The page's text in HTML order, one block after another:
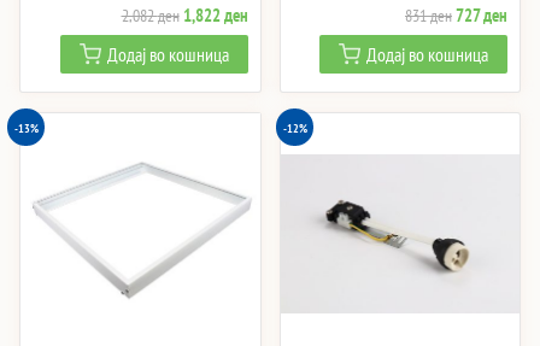
2,082ден Original
price
was:
2,082 ден.
1,822денCurrent
price
is:
1,822 ден.
Додај во кошница
831денOriginal
price
was:
831 ден.
727ден
price
is:
727
Додај во кошница
-13% -12%